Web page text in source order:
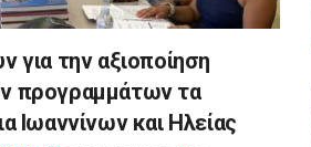
για την αξιοποίηση
προγραμμάτων τα
Ιωαννίνων και Ηλείας